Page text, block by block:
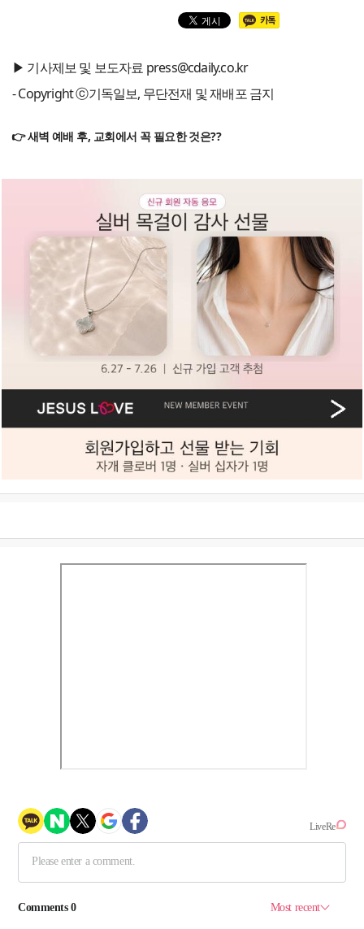
▶ 기사제보 및 보도자료 press@cdaily.co.kr
- Copyright ⓒ기독일보, 무단전재 및 재배포 금지
👉 새벽 예배 후, 교회에서 꼭 필요한 것은??